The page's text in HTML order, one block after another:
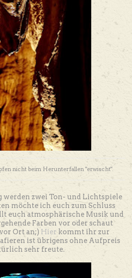
nicht beim Herunterfallen "erwischt".
zwei Ton- und Lichtspiele
möchte ich euch zum Schluss
euch atmosphärische Musik und
Farben vor oder schaut
Ort an;) Hier kommt ihr zur
ist übrigens ohne Aufpreis
sehr freute.